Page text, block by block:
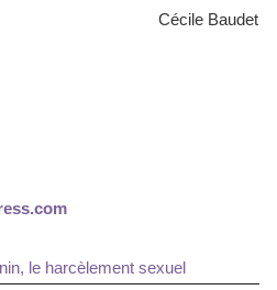
Cécile Baudet
le harcèlement sexuel